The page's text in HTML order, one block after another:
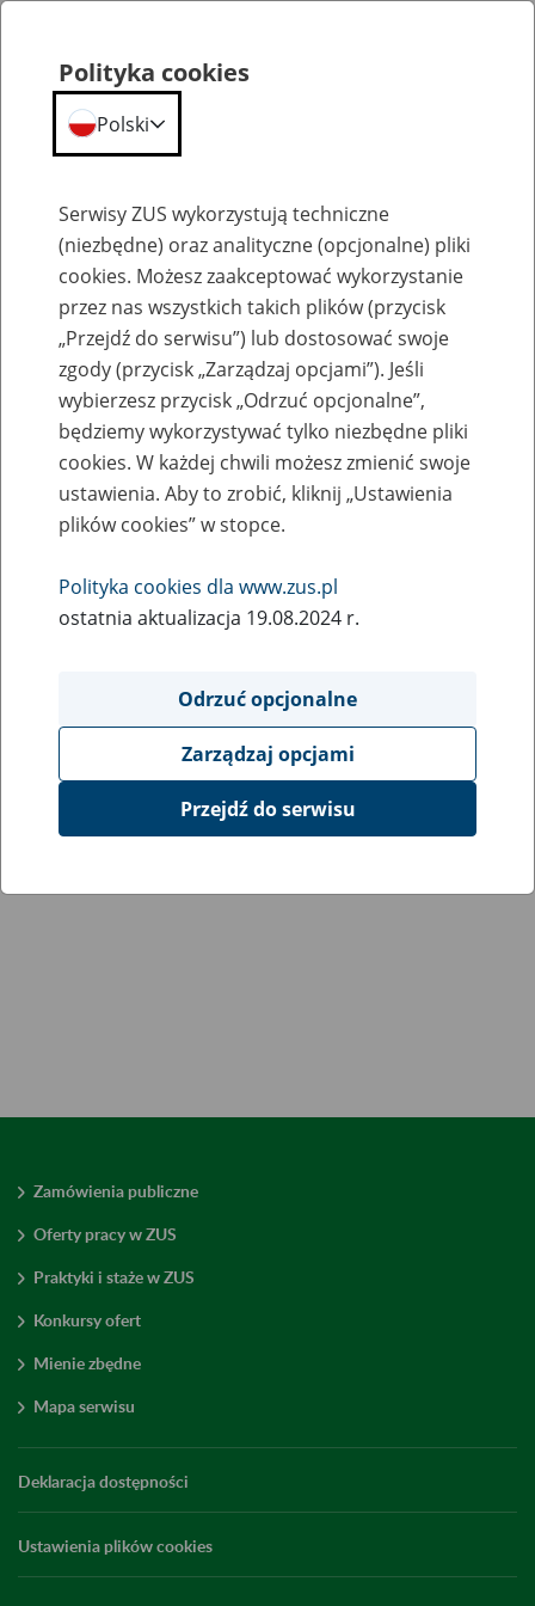
Przepraszamy,
podana strona nie została znaleziona.
Błąd 404
Przejdź do strony głównej
Zamówienia publiczne
Oferty pracy w ZUS
Praktyki i staże w ZUS
Konkursy ofert
Mienie zbędne
Mapa serwisu
Deklaracja dostępności
Ustawienia plików cookies
Polityka cookies
Polski
Serwisy ZUS wykorzystują techniczne
(niezbędne) oraz analityczne (opcjonalne) pliki
cookies. Możesz zaakceptować wykorzystanie
przez nas wszystkich takich plików (przycisk
„Przejdź do serwisu”) lub dostosować swoje
zgody (przycisk „Zarządzaj opcjami”). Jeśli
wybierzesz przycisk „Odrzuć opcjonalne”,
będziemy wykorzystywać tylko niezbędne pliki
cookies. W każdej chwili możesz zmienić swoje
ustawienia. Aby to zrobić, kliknij „Ustawienia
plików cookies” w stopce.
Polityka cookies dla www.zus.pl
ostatnia aktualizacja 19.08.2024 r.
Odrzuć opcjonalne
Zarządzaj opcjami
Przejdź do serwisu